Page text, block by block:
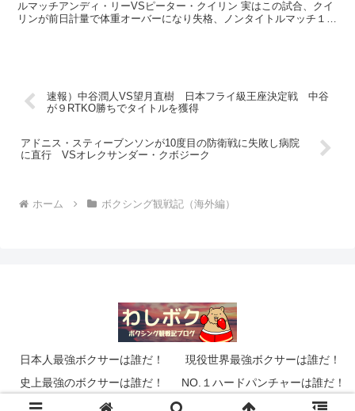
ルマッチアンディ・リーVSピーター・クイリン 実はこの試合、クイ
リンが前日計量で体重オーバーになり失格、ノンタイトルマッチ１２
速報）中谷潤人VS望月直樹 日本フライ級王座決定戦 中谷
が９RTKO勝ちでタイトルを獲得
アドニス・スティーブンソンが10度目の防衛戦に失敗し病院
に直行 VSオレクサンダー・クボジーク
ホーム ボクシング観戦記（海外編）
日本人最強ボクサーは誰だ！
現役世界最強ボクサーは誰だ！
史上最強のボクサーは誰だ！
NO.１ハードパンチャーは誰だ！